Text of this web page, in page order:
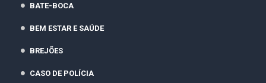
BATE-BOCA
BEM ESTAR E SAÚDE
BREJÕES
CASO DE POLÍCIA